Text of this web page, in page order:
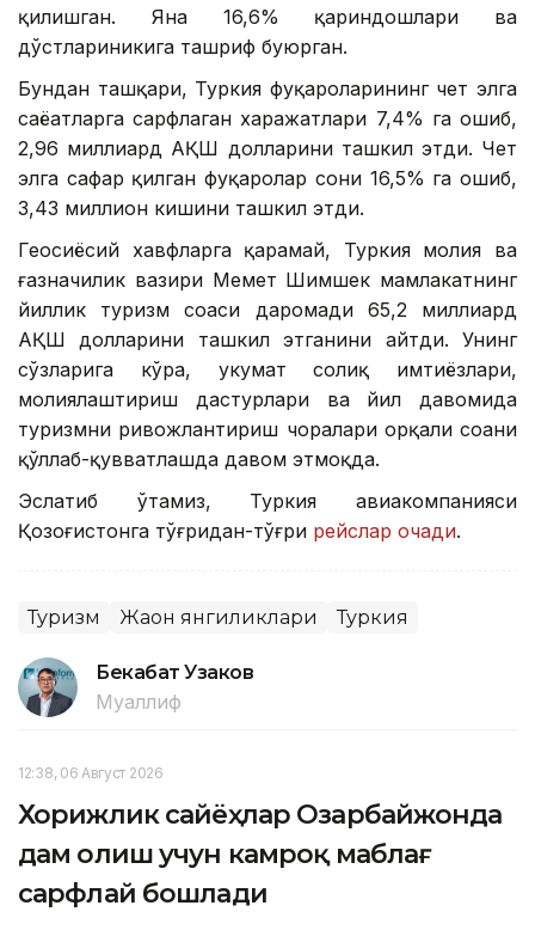
қилишган. Яна 16,6% қариндошлари ва
дўстлариникига ташриф буюрган.
Бундан ташқари, Туркия фуқароларининг чет элга
саёҳатларга сарфлаган харажатлари 7,4% га ошиб,
2,96 миллиард АҚШ долларини ташкил этди. Чет
элга сафар қилган фуқаролар сони 16,5% га ошиб,
3,43 миллион кишини ташкил этди.
Геосиёсий хавфларга қарамай, Туркия молия ва
ғазначилик вазири Меҳмет Шимшек мамлакатнинг
йиллик туризм соҳаси даромади 65,2 миллиард
АҚШ долларини ташкил этганини айтди. Унинг
сўзларига кўра, ҳукумат солиқ имтиёзлари,
молиялаштириш дастурлари ва йил давомида
туризмни ривожлантириш чоралари орқали соҳани
қўллаб-қувватлашда давом этмоқда.
Эслатиб ўтамиз, Туркия авиакомпанияси
Қозоғистонга тўғридан-тўғри рейслар очади.
Туризм Жаҳон янгиликлари Туркия
Бекабат Узаков
Муаллиф
12:38, 06 Август 2026
Хорижлик сайёҳлар Озарбайжонда
дам олиш учун камроқ маблағ
сарфлай бошлади